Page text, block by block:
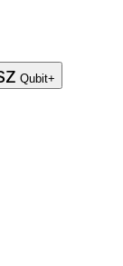
Qubit+